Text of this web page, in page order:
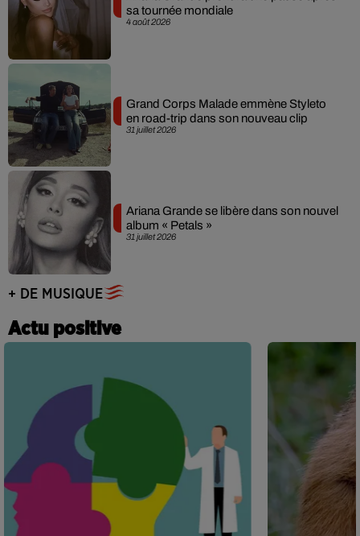
4 août 2026
sa tournée mondiale
31 juillet 2026
Grand Corps Malade emmène Styleto
en road-trip dans son nouveau clip
31 juillet 2026
Ariana Grande se libère dans son nouvel
album « Petals »
+ DE MUSIQUE
Actu positive